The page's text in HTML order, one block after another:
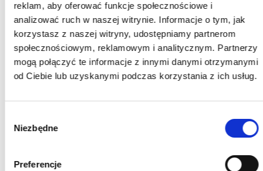
reklam, aby oferować funkcje społecznościowe i
analizować ruch w naszej witrynie. Informacje o tym, jak
korzystasz z naszej witryny, udostępniamy partnerom
społecznościowym, reklamowym i analitycznym. Partnerzy
mogą połączyć te informacje z innymi danymi otrzymanymi
od Ciebie lub uzyskanymi podczas korzystania z ich usług.
zgody
Niezbędne
Preferencje
Zapoznałem się z Polityką prywatności serwisu
www.komert.pl
oraz wyrażam zgodę na przetwarzanie przezJERZY
38, 55-093 Kiełczów,udostępnionych przeze mnie danych
dostępnej w Serwisie. Oświadczam, że są mi znane cele
przetwarzania danych oraz moje uprawnienia. Niniejsza zgoda
, bez wpływu na
zgodność z prawem przetwarzania, którego dokonano na